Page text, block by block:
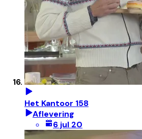
Het Kantoor 158
Aflevering
6 jul 20